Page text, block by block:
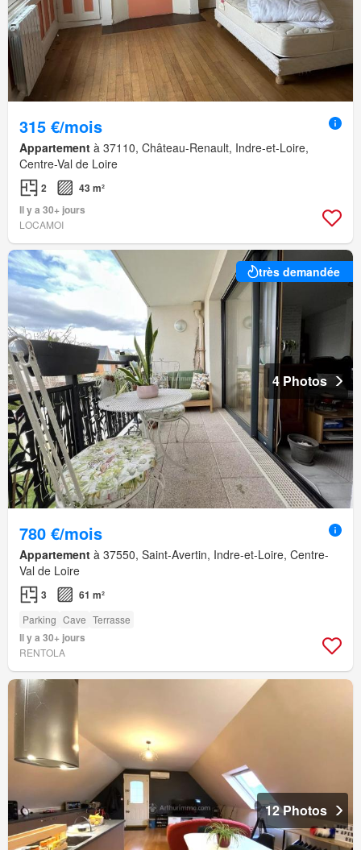
315 €/mois
Appartement à 37110, Château-Renault, Indre-et-Loire,
Centre-Val de Loire
2
43 m²
Il y a 30+ jours
LOCAMOI
très demandée
4 Photos
780 €/mois
Appartement à 37550, Saint-Avertin, Indre-et-Loire, Centre-
Val de Loire
3 61 m²
Parking Cave Terrasse
Il y a 30+ jours
RENTOLA
12 Photos